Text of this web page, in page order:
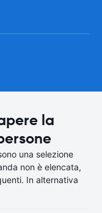
la
una selezione
non è elencata,
In alternativa